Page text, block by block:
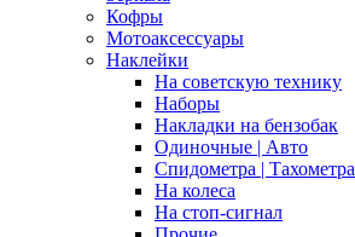
Кофры
Мотоаксессуары
Наклейки
На советскую технику
Наборы
Накладки на бензобак
Одиночные | Авто
Спидометра | Тахометра
На колеса
На стоп-сигнал